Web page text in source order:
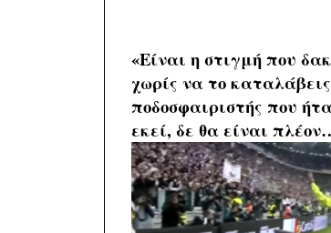
«Είναι η στιγμή που
χωρίς να το
ποδοσφαιριστής που
εκεί, δε θα είναι